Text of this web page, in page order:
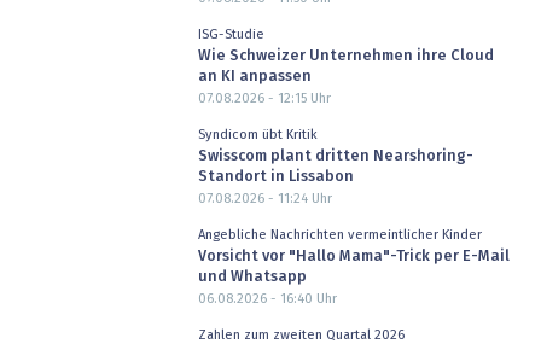
ISG-Studie
Wie Schweizer Unternehmen ihre Cloud
an KI anpassen
07.08.2026 - 12:15Uhr
Syndicom übt Kritik
Swisscom plant dritten Nearshoring-
Standort in Lissabon
07.08.2026 - 11:24Uhr
Angebliche Nachrichten vermeintlicher Kinder
Vorsicht vor "Hallo Mama"-Trick per E-Mail
und Whatsapp
06.08.2026 - 16:40 Uhr
Zahlen zum zweiten Quartal 2026